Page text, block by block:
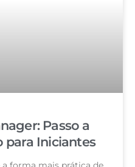
Passo a
para Iniciantes